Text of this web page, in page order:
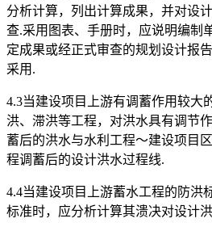
分析计算，列出计算成果，并对设
查.采用图表、手册时，应说明编制
定成果或经正式审查的规划设计报
采用.
4.3当建设项目上游有调蓄作用较大
洪、滞洪等工程，对洪水具有调节
蓄后的洪水与水利工程～建设项目
程调蓄后的设计洪水过程线.
4.4当建设项目上游蓄水工程的防洪
标准时，应分析计算其溃决对设计